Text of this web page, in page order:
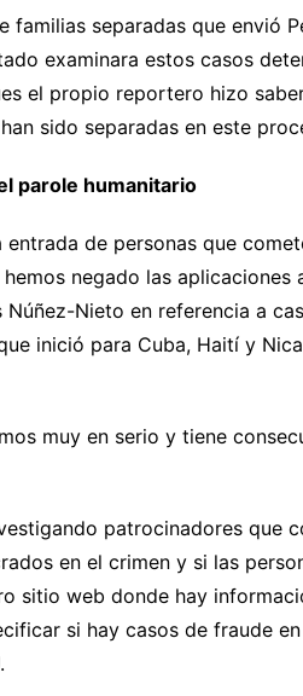
familias separadas que envió
examinara estos casos
el propio reportero hizo
sido separadas en este
parole humanitario
entrada de personas que
negado las aplicaciones
Núñez-Nieto en referencia a
inició para Cuba, Haití y
muy en serio y tiene
patrocinadores que
en el crimen y si las
sitio web donde hay
si hay casos de fraude